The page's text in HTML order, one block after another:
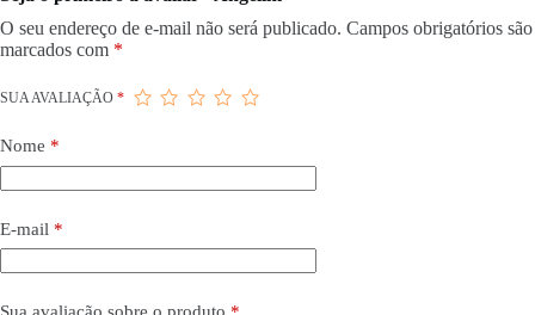
O seu endereço de e-mail não será publicado. Campos obrigatórios são
marcados com *
SUA AVALIAÇÃO *
Nome *
E-mail *